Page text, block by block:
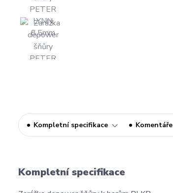
Kompletní specifikace Komentáře
Kompletní specifikace